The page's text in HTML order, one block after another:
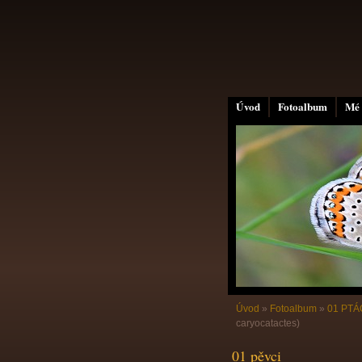
Úvod Fotoalbum
Úvod » Fotoalbum » 01
caryocatactes)
01 pěvci